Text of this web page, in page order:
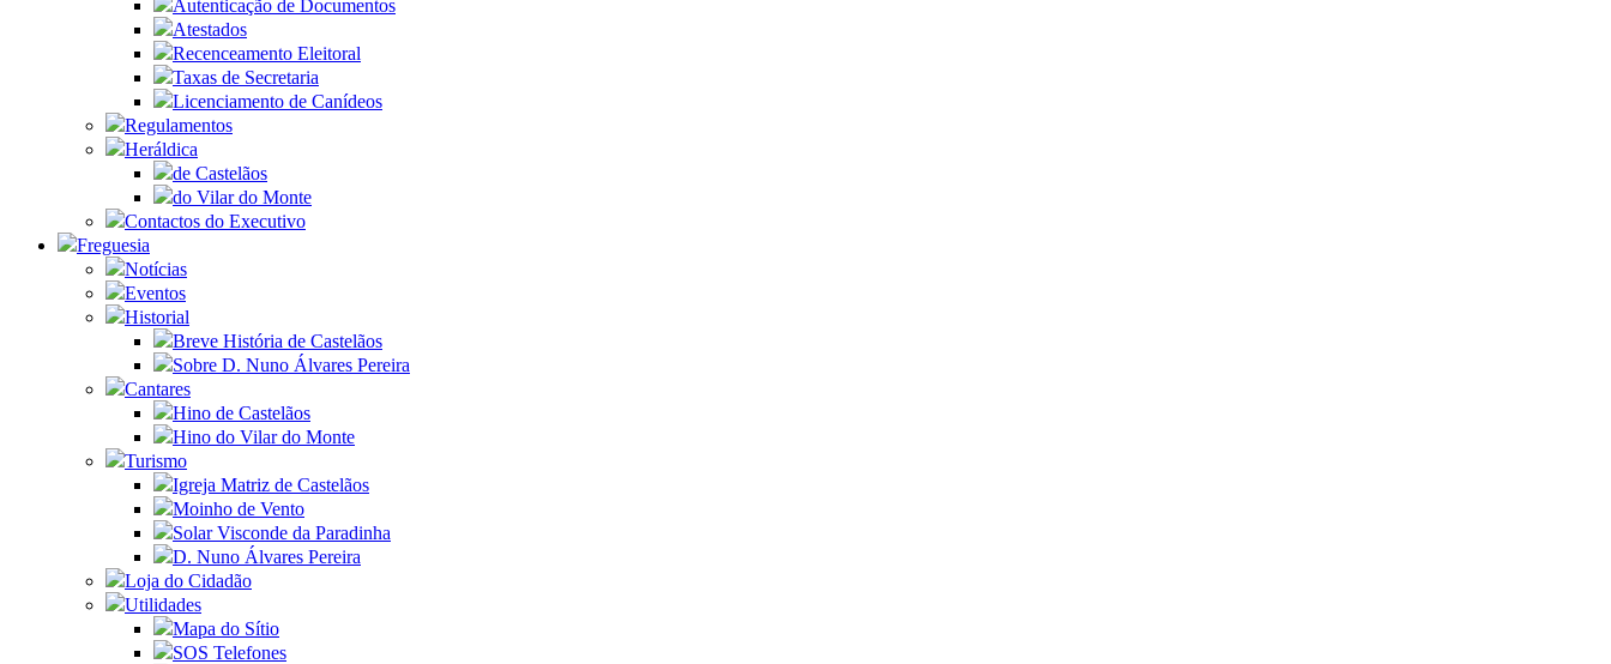
Autenticação de Documentos
Atestados
Recenceamento Eleitoral
Taxas de Secretaria
Licenciamento de Canídeos
Regulamentos
Heráldica
de Castelãos
do Vilar do Monte
Contactos do Executivo
Freguesia
Notícias
Eventos
Historial
Breve História de Castelãos
Sobre D. Nuno Álvares Pereira
Cantares
Hino de Castelãos
Hino do Vilar do Monte
Turismo
Igreja Matriz de Castelãos
Moinho de Vento
Solar Visconde da Paradinha
D. Nuno Álvares Pereira
Loja do Cidadão
Utilidades
Mapa do Sítio
SOS Telefones